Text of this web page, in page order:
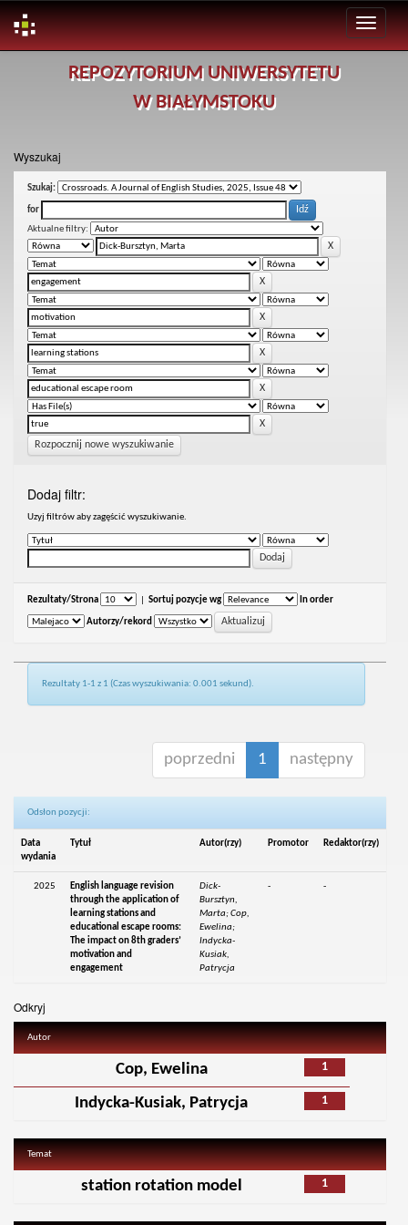
REPOZYTORIUM UNIWERSYTETU
W BIAŁYMSTOKU
Wyszukaj
Szukaj:
for
Aktualne filtry:
Rozpocznij nowe wyszukiwanie
Dodaj filtr:
Uzyj filtrów aby zagęścić wyszukiwanie.
Rezultaty/Strona Sortuj pozycje wg In order
Autorzy/rekord
Rezultaty 1-1 z 1 (Czas wyszukiwania: 0.001 sekund).
poprzedni 1 następny
Odsłon pozycji:
Data
wydania
Tytuł Autor(rzy) Promotor Redaktor(rzy)
2025
English language revision
through the application of
learning stations and
educational escape rooms:
The impact on 8th graders’
motivation and
engagement
Dick-
Bursztyn,
Marta; Cop,
Ewelina;
Indycka-
Kusiak,
Patrycja
- -
Odkryj
Autor
1
Cop, Ewelina
1
Indycka-Kusiak, Patrycja
Temat
1
station rotation model